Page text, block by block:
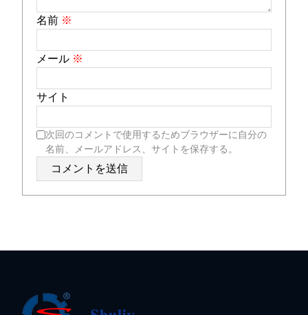
名前 ※
メール ※
サイト
次回のコメントで使用するためブラウザーに自分の
名前、メールアドレス、サイトを保存する。